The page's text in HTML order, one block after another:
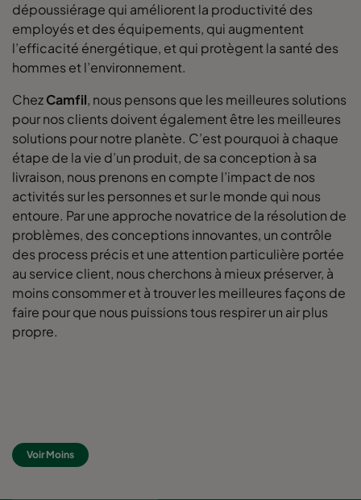
dépoussiérage qui améliorent la productivité des
employés et des équipements, qui augmentent
l’efficacité énergétique, et qui protègent la santé des
hommes et l’environnement.
ChezCamfil, nous pensons que les meilleures solutions
pour nos clients doivent également être les meilleures
solutions pour notre planète. C’est pourquoi à chaque
étape de la vie d’un produit, de sa conception à sa
livraison, nous prenons en compte l’impact de nos
activités sur les personnes et sur le monde qui nous
entoure. Par une approche novatrice de la résolution de
problèmes, des conceptions innovantes, un contrôle
des process précis et une attention particulière portée
au service client, nous cherchons à mieux préserver, à
moins consommer et à trouver les meilleures façons de
faire pour que nous puissions tous respirer un air plus
propre.
Voir Moins